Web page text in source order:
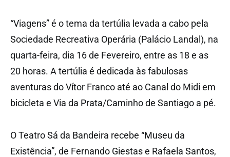
“Viagens” é o tema da tertúlia levada a cabo pela
Sociedade Recreativa Operária (Palácio Landal), na
quarta-feira, dia 16 de Fevereiro, entre as 18 e as
20 horas. A tertúlia é dedicada às fabulosas
aventuras do Vítor Franco até ao Canal do Midi em
bicicleta e Via da Prata/Caminho de Santiago a pé.
O Teatro Sá da Bandeira recebe “Museu da
Existência”, de Fernando Giestas e Rafaela Santos,